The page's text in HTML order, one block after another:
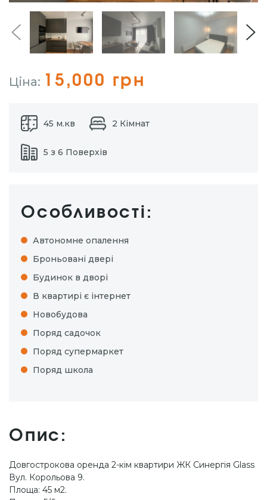
Ціна: 15,000 грн
45 м.кв 2 Кімнат
5 з 6 Поверхів
Особливості:
Автономне опалення
Броньовані двері
Будинок в дворі
В квартирі є інтернет
Новобудова
Поряд садочок
Поряд супермаркет
Поряд школа
Опис:
Довгострокова оренда 2-кім квартири ЖК Синергія Glass
Вул. Корольова 9.
Площа: 45 м2.